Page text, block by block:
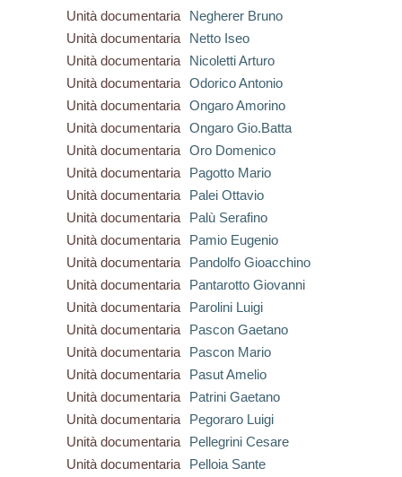
Unità documentaria
Negherer Bruno
Unità documentaria
Netto Iseo
Unità documentaria
Nicoletti Arturo
Unità documentaria
Odorico Antonio
Unità documentaria
Ongaro Amorino
Unità documentaria
Ongaro Gio.Batta
Unità documentaria
Oro Domenico
Unità documentaria
Pagotto Mario
Unità documentaria
Palei Ottavio
Unità documentaria
Palù Serafino
Unità documentaria
Pamio Eugenio
Unità documentaria
Pandolfo Gioacchino
Unità documentaria
Pantarotto Giovanni
Unità documentaria
Parolini Luigi
Unità documentaria
Pascon Gaetano
Unità documentaria
Pascon Mario
Unità documentaria
Pasut Amelio
Unità documentaria
Patrini Gaetano
Unità documentaria
Pegoraro Luigi
Unità documentaria
Pellegrini Cesare
Unità documentaria
Pelloia Sante